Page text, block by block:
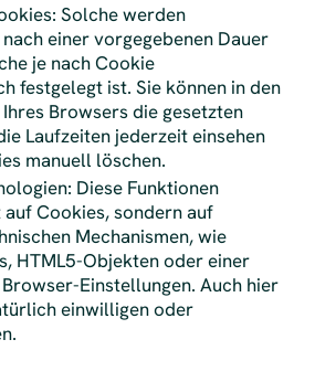
Solche werden
einer vorgegebenen Dauer
je nach Cookie
festgelegt ist. Sie können in den
Browsers die gesetzten
Laufzeiten jederzeit einsehen
manuell löschen.
Diese Funktionen
Cookies, sondern auf
Mechanismen, wie
HTML5-Objekten oder einer
Einstellungen. Auch hier
einwilligen oder